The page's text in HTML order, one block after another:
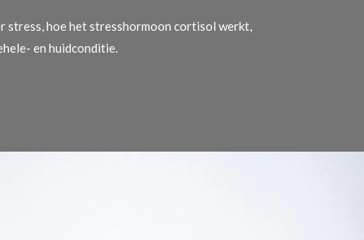
stress, hoe het stresshormoon cortisol werkt,
en huidconditie.